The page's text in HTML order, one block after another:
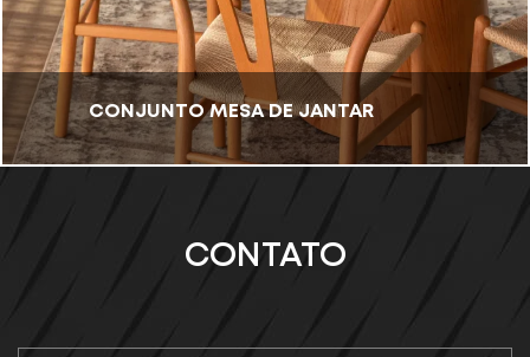
CONJUNTO MESA DE JANTAR
CONTATO